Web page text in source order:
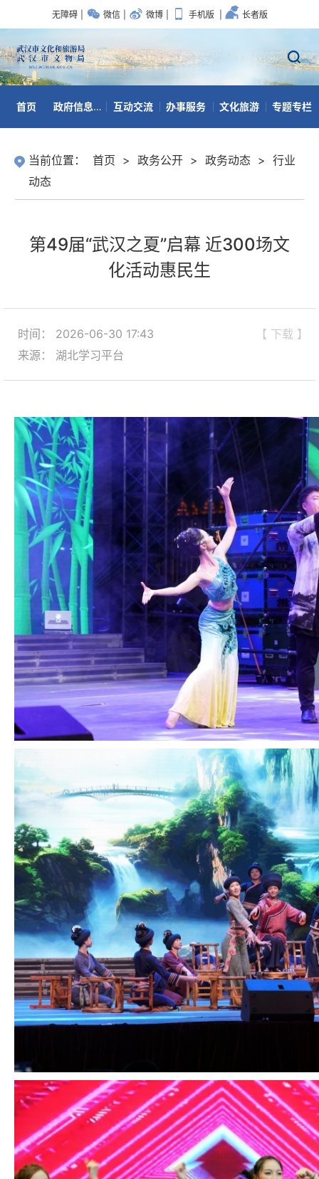
无障碍 微信 微博 手机版 长者版
首页 政府信息公开 互动交流 办事服务 文化旅游 专题专栏
当前位置： 首页 > 政务公开 > 政务动态 > 行业
动态
第49届“武汉之夏”启幕 近300场文
化活动惠民生
【 下载 】
时间： 2026-06-30 17:43
来源： 湖北学习平台